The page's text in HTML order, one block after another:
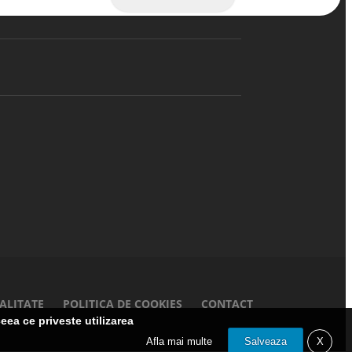
POLITICA DE COOKIES CONTACT
ce priveste utilizarea
Afla mai multe Salveaza X